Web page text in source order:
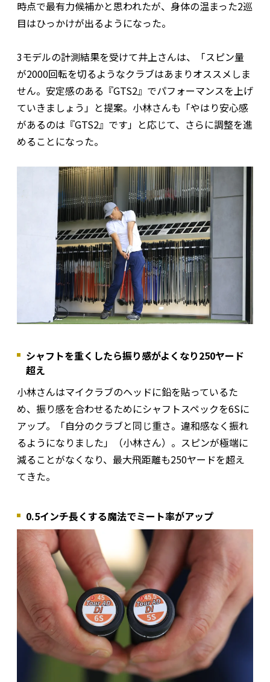
時点で最有力候補かと思われたが、身体の温まった2巡
目はひっかけが出るようになった。
3モデルの計測結果を受けて井上さんは、「スピン量
が2000回転を切るようなクラブはあまりオススメしま
せん。安定感のある『GTS2』でパフォーマンスを上げ
ていきましょう」と提案。小林さんも「やはり安心感
があるのは『GTS2』です」と応じて、さらに調整を進
めることになった。
シャフトを重くしたら振り感がよくなり250ヤード
超え
小林さんはマイクラブのヘッドに鉛を貼っているた
め、振り感を合わせるためにシャフトスペックを6Sに
アップ。「自分のクラブと同じ重さ。違和感なく振れ
るようになりました」（小林さん）。スピンが極端に
減ることがなくなり、最大飛距離も250ヤードを超え
てきた。
0.5インチ長くする魔法でミート率がアップ